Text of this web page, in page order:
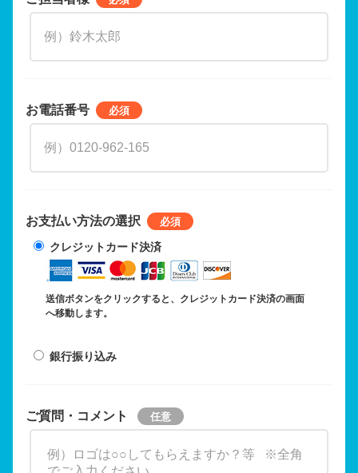
お電話番号
お支払い方法の選択
クレジットカード決済
送信ボタンをクリックすると、クレジットカード決済の画面
へ移動します。
銀行振り込み
ご質問・コメント